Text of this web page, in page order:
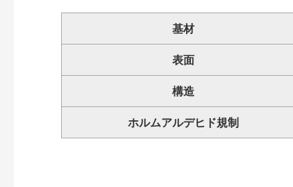
基材
表面
構造
ホルムアルデヒド規制